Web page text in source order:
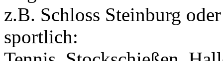
z.B. Schloss Steinburg
sportlich: